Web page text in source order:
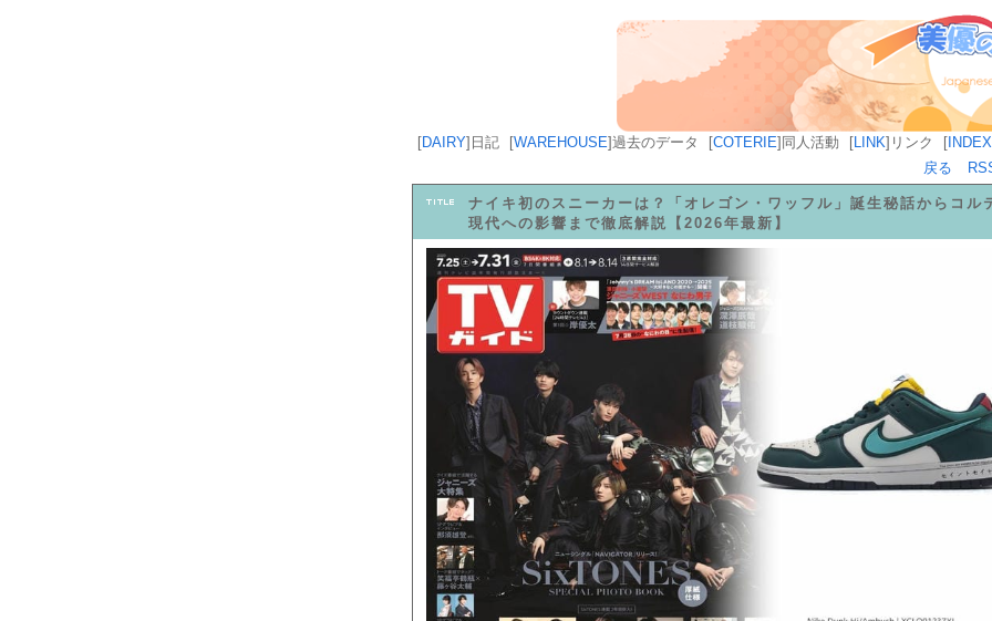
[DAIRY] 日記 [WAREHOUSE]過去のデータ [COTERIE] 同人活動 [LINK] リンク [ INDEX
戻る
ナイキ初のスニーカーは？「オレゴン・ワッフル」誕生秘話からコル
現代への影響まで徹底解説【2026年最新】